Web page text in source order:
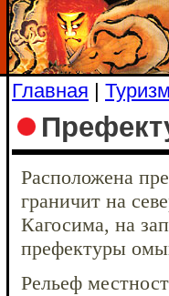
Главная |
Расположена
граничит на
Кагосима, на
префектуры
Рельеф